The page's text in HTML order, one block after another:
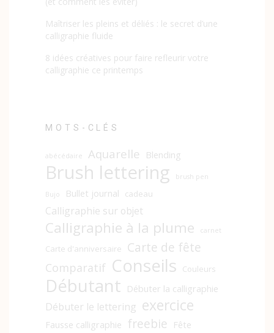
Maîtriser les pleins et déliés : le secret d’une
calligraphie fluide
8 idées créatives pour faire refleurir votre
calligraphie ce printemps
MOTS-CLÉS
abécédaire Aquarelle Blending
Brush lettering brush pen
Bujo Bullet journal cadeau
Calligraphie sur objet
Calligraphie à la plume carnet
Carte d'anniversaire Carte de fête
Comparatif Conseils Couleurs
Débutant Débuter la calligraphie
Débuter le lettering exercice
Fausse calligraphie freebie Fête